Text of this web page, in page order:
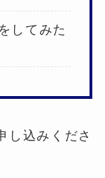
してみた
し込みくださ